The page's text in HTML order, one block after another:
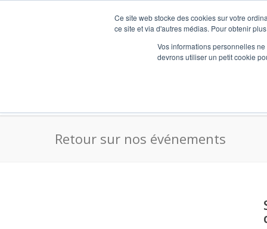
Ce site web stocke des cookies sur votre
ce site et via d'autres médias. Pour obtenir
Vos informations personnelles
devrons utiliser un petit cookie
Retour sur nos événements